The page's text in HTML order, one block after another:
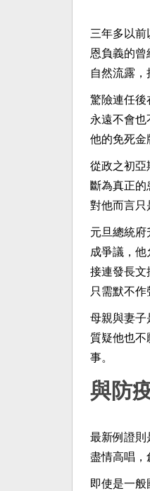
三年多以
恩負義的
自然流露，
驚險連任後
永遠不會
他的免死金
從政之初亞
斷為真正的
對他而言只
元旦總統
成爭議，
接連發長文
只需默不作
母親與妻子
質疑他也
事。
與防
最新例證則
盡情高唱，
即使是一